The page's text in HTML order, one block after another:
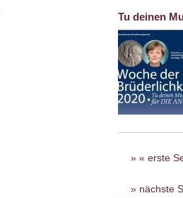
Tu deinen
Seiten
« erste
nächste